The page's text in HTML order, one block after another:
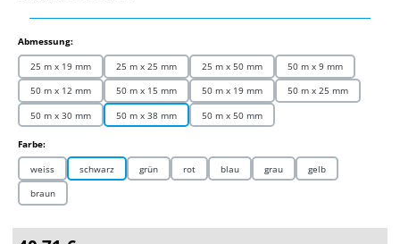
Abmessung:auswählen
25 m x 19 mm 25 m x 25 mm 25 m x 50 mm
50 m x 9 mm
50 m x 12 mm
50 m x 15 mm 50 m x 19 mm
50 m x 25 mm
50 m x 30 mm
50 m x 38 mm 50 m x 50 mm
Farbe:auswählen
weiss schwarz grün rot blau grau
gelb
braun